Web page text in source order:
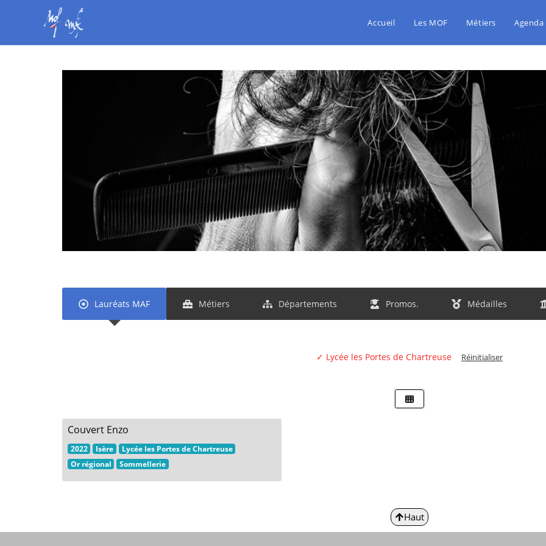
Accueil Les MOF Métiers Agenda
Lauréats MAF Métiers Départements Promos. Médailles
✓ Lycée les Portes de Chartreuse Réinitialiser
Couvert Enzo
2022 Isère
Lycée les Portes de Chartreuse
Or régional
Sommellerie
Haut